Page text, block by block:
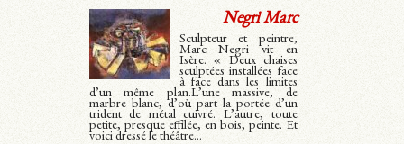
Negri Marc
Sculpteur et peintre,
Marc Negri vit en
Isère. « Deux chaises
sculptées installées face
à face dans les limites
d’un même plan.L’une massive, de
marbre blanc, d’où part la portée d’un
trident de métal cuivré. L’autre, toute
petite, presque effilée, en bois, peinte. Et
voici dressé le théâtre...